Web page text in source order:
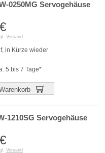
0250MG Servogehäuse
€
Versand
in Kürze wieder
5 bis 7 Tage*
1210SG Servogehäuse
€
Versand